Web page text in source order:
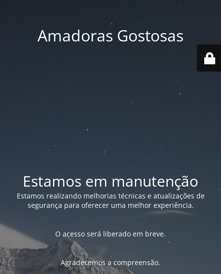
Amadoras Gostosas
Estamos em manutenção
Estamos realizando melhorias técnicas e atualizações de
segurança para oferecer uma melhor experiência.
O acesso será liberado em breve.
Agradecemos a compreensão.